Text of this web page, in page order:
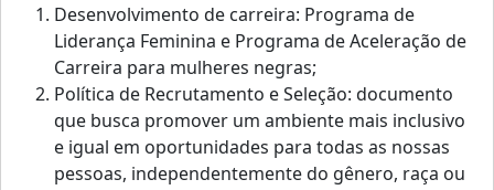
Desenvolvimento de carreira: Programa de
Liderança Feminina e Programa de Aceleração de
Carreira para mulheres negras;
Política de Recrutamento e Seleção: documento
que busca promover um ambiente mais inclusivo
e igual em oportunidades para todas as nossas
pessoas, independentemente do gênero, raça ou